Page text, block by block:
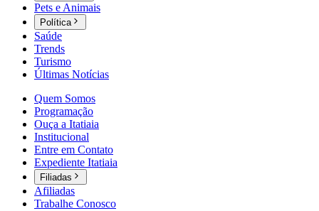
Pets e Animais
Política
Saúde
Trends
Turismo
Últimas Notícias
Quem Somos
Programação
Ouça a Itatiaia
Institucional
Entre em Contato
Expediente Itatiaia
Filiadas
Afiliadas
Trabalhe Conosco